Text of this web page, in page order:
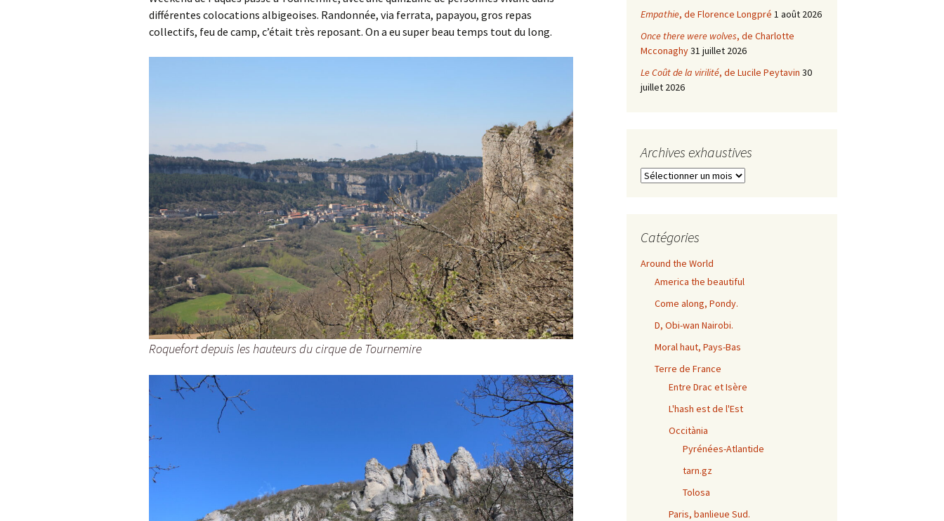
différentes colocations albigeoises. Randonnée, via ferrata, papayou, gros repas
collectifs, feu de camp, c’était très reposant. On a eu super beau temps tout du long.
Roquefort depuis les hauteurs du cirque de Tournemire
Empathie, de Florence Longpré 1 août 2026
Once there were wolves, de Charlotte
Mcconaghy31 juillet 2026
Le Coût de la virilité, de Lucile Peytavin 30
juillet 2026
Archives exhaustives
Archives
Catégories
Around the World
America the beautiful
Come along, Pondy.
D, Obi-wan Nairobi.
Moral haut, Pays-Bas
Terre de France
Entre Drac et Isère
L'hash est de l'Est
Occitània
Pyrénées-Atlantide
tarn.gz
Tolosa
Paris, banlieue Sud.